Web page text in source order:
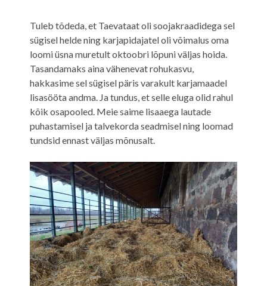
Tuleb tõdeda, et Taevataat oli soojakraadidega sel
sügisel helde ning karjapidajatel oli võimalus oma
loomi üsna muretult oktoobri lõpuni väljas hoida.
Tasandamaks aina vähenevat rohukasvu,
hakkasime sel sügisel päris varakult karjamaadel
lisasööta andma. Ja tundus, et selle eluga olid rahul
kõik osapooled. Meie saime lisaaega lautade
puhastamisel ja talvekorda seadmisel ning loomad
tundsid ennast väljas mõnusalt.